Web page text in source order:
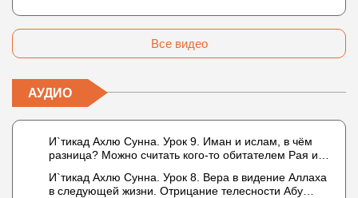
Все видео
АУДИО
И`тикад Ахлю Сунна. Урок 9. Иман и ислам, в чём
разница? Можно считать кого-то обитателем Рая или
И`тикад Ахлю Сунна. Урок 8. Вера в видение Аллаха
в следующей жизни. Отрицание телесности Абу